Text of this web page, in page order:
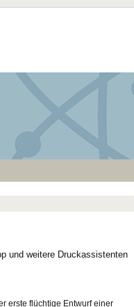
und weitere Druckassistenten
erste flüchtige Entwurf einer